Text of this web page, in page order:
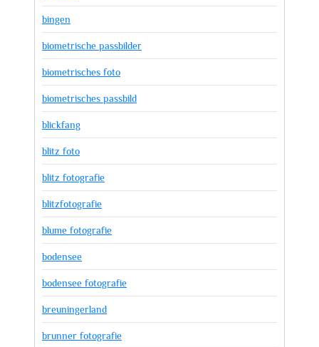
bingen
biometrische passbilder
biometrisches foto
biometrisches passbild
blickfang
blitz foto
blitz fotografie
blitzfotografie
blume fotografie
bodensee
bodensee fotografie
breuningerland
brunner fotografie